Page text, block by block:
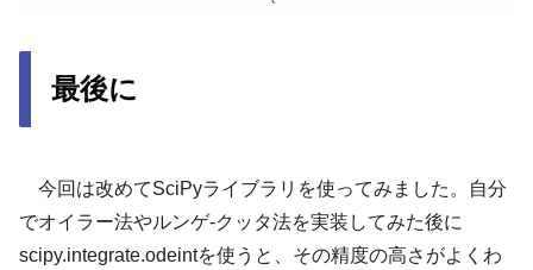
最後に
今回は改めてSciPyライブラリを使ってみました。自分
でオイラー法やルンゲ-クッタ法を実装してみた後に
scipy.integrate.odeintを使うと、その精度の高さがよくわ